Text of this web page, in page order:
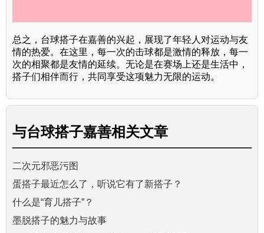
总之，台球搭子在嘉善的兴起，展现了年轻人对运动与友
情的热爱。在这里，每一次的击球都是激情的释放，每一
次的相聚都是友情的延续。无论是在赛场上还是生活中，
搭子们相伴而行，共同享受这项魅力无限的运动。
与台球搭子嘉善相关文章
二次元邪恶污图
蛋搭子最近怎么了，听说它有了新搭子？
什么是“育儿搭子”？
墨脱搭子的魅力与故事